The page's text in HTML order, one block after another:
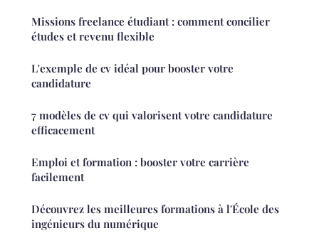
Missions freelance étudiant : comment concilier
études et revenu flexible
L'exemple de cv idéal pour booster votre
candidature
7 modèles de cv qui valorisent votre candidature
efficacement
Emploi et formation : booster votre carrière
facilement
Découvrez les meilleures formations à l'École des
ingénieurs du numérique